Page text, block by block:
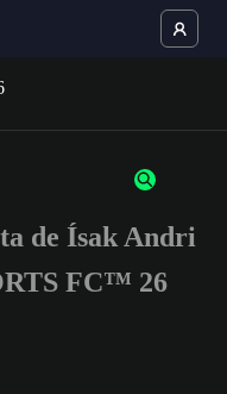
o números
de Ísak Andri
FC™ 26